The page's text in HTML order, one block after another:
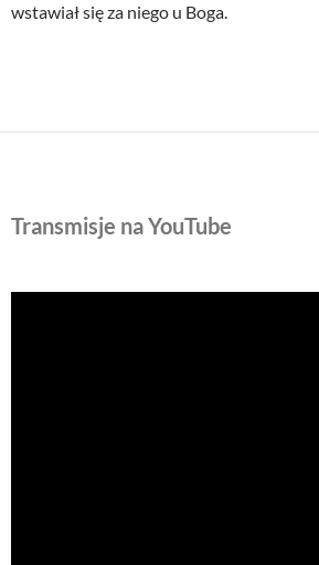
wstawiał się za niego u Boga.
Transmisje na YouTube